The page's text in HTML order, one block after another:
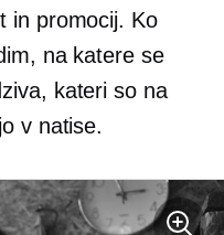
in promocij. Ko
na katere se
kateri so na
v natise.